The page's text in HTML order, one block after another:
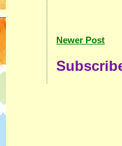
Newer Post